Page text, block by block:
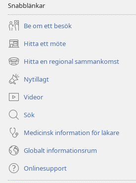
Snabblänkar
Be om ett besök
Hitta ett möte
(öppnar
nytt
fönster)
Hitta en regional sammankomst
(öppnar
nytt
fönster)
Nytillagt
Videor
Sök
Medicinsk information för läkare
Globalt informationsrum
Onlinesupport